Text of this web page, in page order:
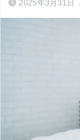
2025年3月31日